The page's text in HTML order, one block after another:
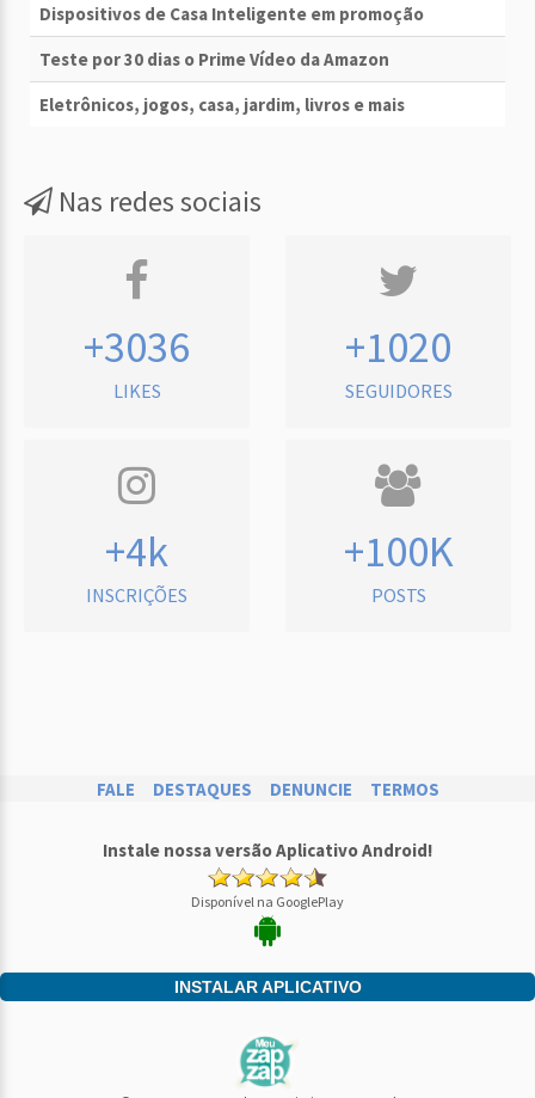
Dispositivos de Casa Inteligente em promoção
Teste por 30 dias o Prime Vídeo da Amazon
Eletrônicos, jogos, casa, jardim, livros e mais
Nas redes sociais
+3036
LIKES
+1020
SEGUIDORES
+4k
INSCRIÇÕES
+100K
POSTS
FALE DESTAQUES DENUNCIE TERMOS
Instale nossa versão Aplicativo Android!
Disponível na GooglePlay
INSTALAR APLICATIVO